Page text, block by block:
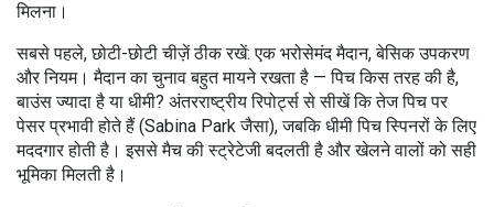
मिलना।
सबसे पहले, छोटी-छोटी चीज़ें ठीक रखें: एक भरोसेमंद मैदान, बेसिक उपकरण
और नियम। मैदान का चुनाव बहुत मायने रखता है — पिच किस तरह की है,
बाउंस ज्यादा है या धीमी? अंतरराष्ट्रीय रिपोर्ट्स से सीखें कि तेज पिच पर
पेसर प्रभावी होते हैं (Sabina Park जैसा), जबकि धीमी पिच स्पिनरों के लिए
मददगार होती है। इससे मैच की स्ट्रेटेजी बदलती है और खेलने वालों को सही
भूमिका मिलती है।